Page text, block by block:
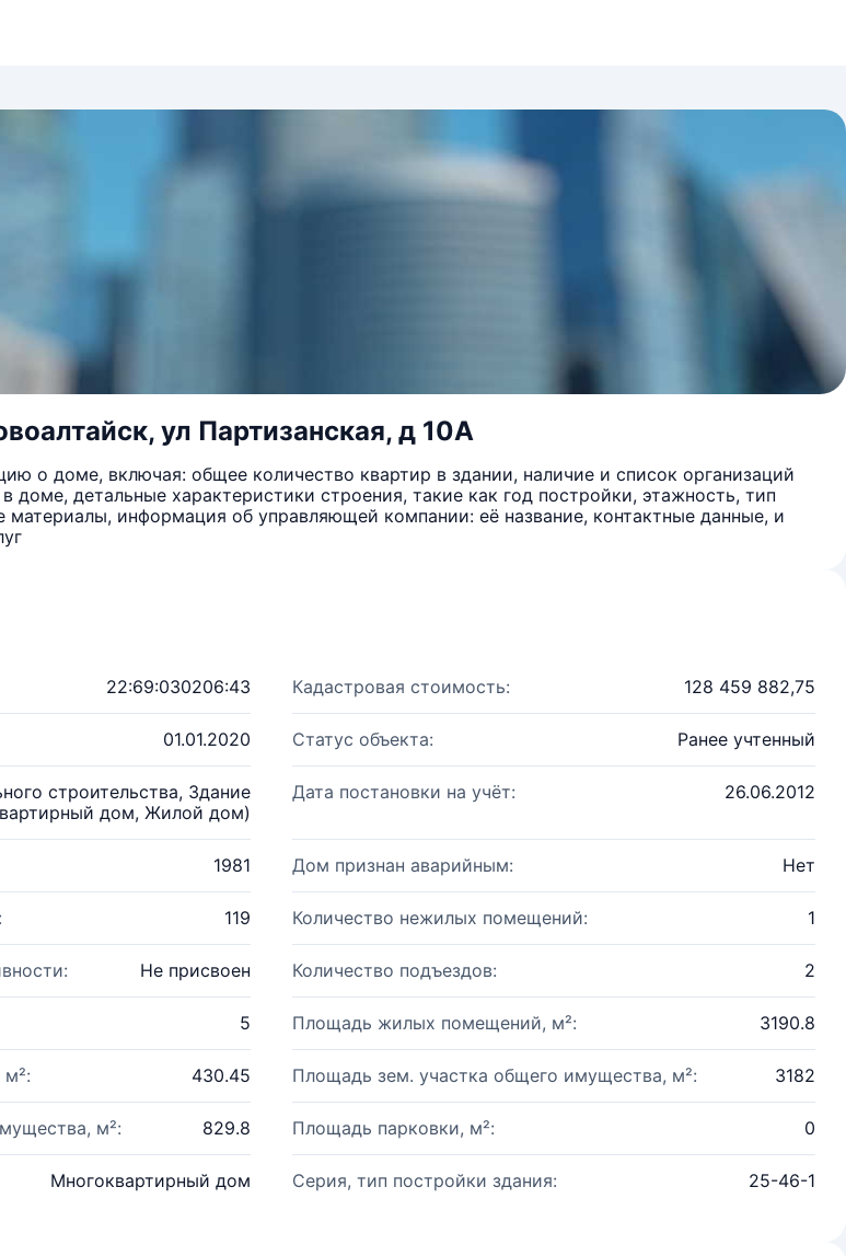
ул Партизанская, д 10А
о доме, включая: общее количество квартир в здании, наличие и список организаций
доме, детальные характеристики строения, такие как год постройки, этажность, тип
материалы, информация об управляющей компании: её название, контактные данные, и
22:69:030206:43 Кадастровая стоимость: 128 459 882,75
01.01.2020 Статус объекта: Ранее учтенный
строительства, Здание
дом, Жилой дом)
Дата постановки на учёт: 26.06.2012
1981 Дом признан аварийным: Нет
119 Количество нежилых помещений: 1
Не присвоен Количество подъездов: 2
5 Площадь жилых помещений, м²: 3190.8
430.45 Площадь зем. участка общего имущества, м²: 3182
м²: 829.8 Площадь парковки, м²: 0
Многоквартирный дом Серия, тип постройки здания: 25-46-1